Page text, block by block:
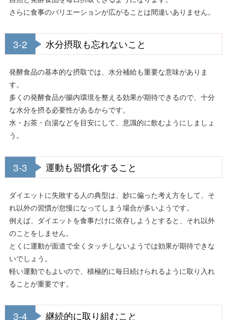
さらに食事のバリエーションが広がることは間違いありません。
3-2 水分摂取も忘れないこと
発酵食品の基本的な摂取では、水分補給も重要な意味がありま
す。
多くの発酵食品が腸内環境を整える効果が期待できるので、十分
な水分を摂る必要性があるからです。
水・お茶・白湯などを目安にして、意識的に飲むようにしましょ
う。
3-3 運動も習慣化すること
ダイエットに失敗する人の典型は、妙に偏った考え方をして、そ
れ以外の習慣が怠慢になってしまう場合が多いようです。
例えば、ダイエットを食事だけに依存しようとすると、それ以外
のことをしません。
とくに運動が面道で全くタッチしないようでは効果が期待できな
いでしょう。
軽い運動でもよいので、積極的に毎日続けられるように取り入れ
ることが重要です。
3-4 継続的に取り組むこと